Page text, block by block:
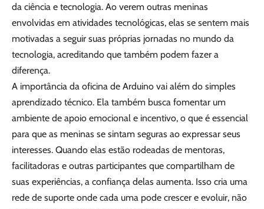
da ciência e tecnologia. Ao verem outras meninas
envolvidas em atividades tecnológicas, elas se sentem mais
motivadas a seguir suas próprias jornadas no mundo da
tecnologia, acreditando que também podem fazer a
diferença.
A importância da oficina de Arduino vai além do simples
aprendizado técnico. Ela também busca fomentar um
ambiente de apoio emocional e incentivo, o que é essencial
para que as meninas se sintam seguras ao expressar seus
interesses. Quando elas estão rodeadas de mentoras,
facilitadoras e outras participantes que compartilham de
suas experiências, a confiança delas aumenta. Isso cria uma
rede de suporte onde cada uma pode crescer e evoluir, não